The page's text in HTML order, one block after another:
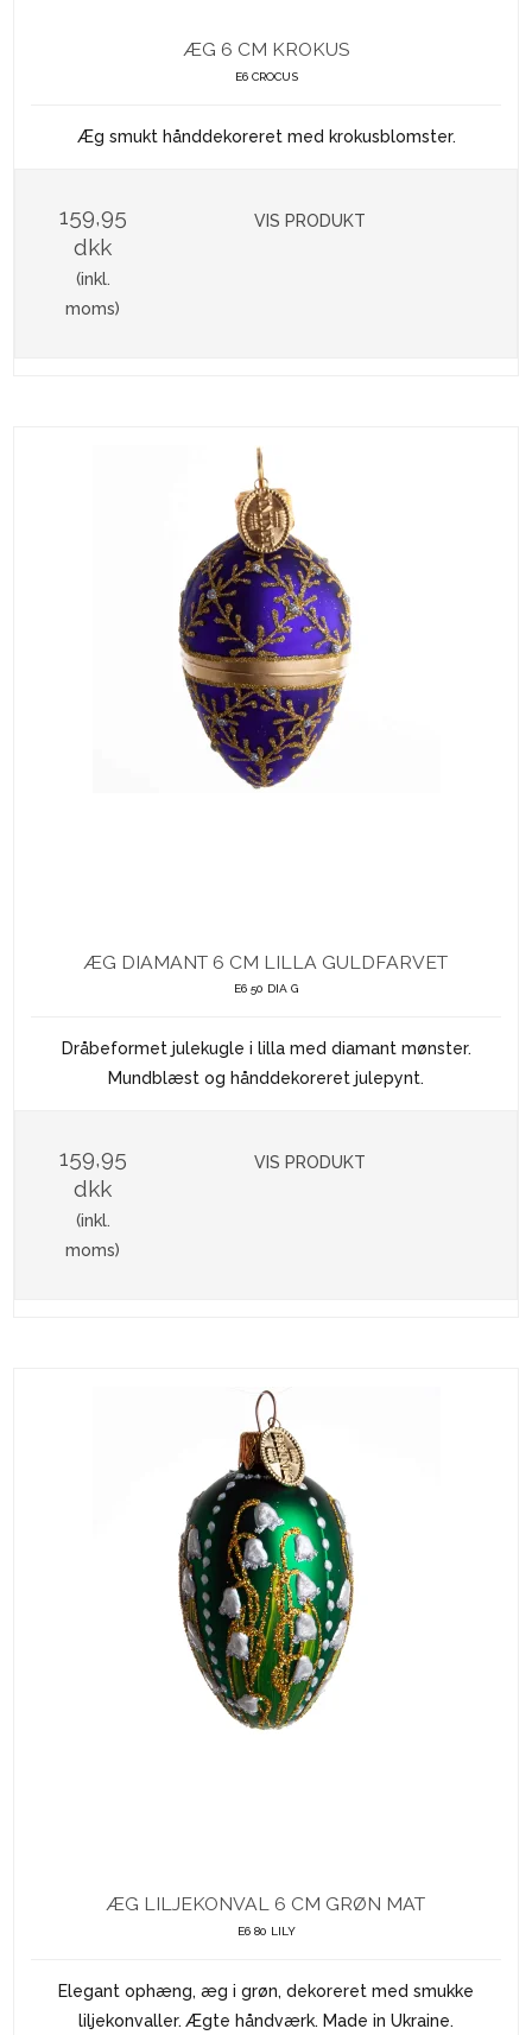
ÆG 6 CM KROKUS
E6 CROCUS
Æg smukt hånddekoreret med krokusblomster.
159,95
dkk
(inkl.
moms)
VIS PRODUKT
ÆG DIAMANT 6 CM LILLA GULDFARVET
E6 50 DIA G
Dråbeformet julekugle i lilla med diamant mønster.
Mundblæst og hånddekoreret julepynt.
159,95
dkk
(inkl.
moms)
VIS PRODUKT
ÆG LILJEKONVAL 6 CM GRØN MAT
E6 80 LILY
Elegant ophæng, æg i grøn, dekoreret med smukke
liljekonvaller. Ægte håndværk. Made in Ukraine.